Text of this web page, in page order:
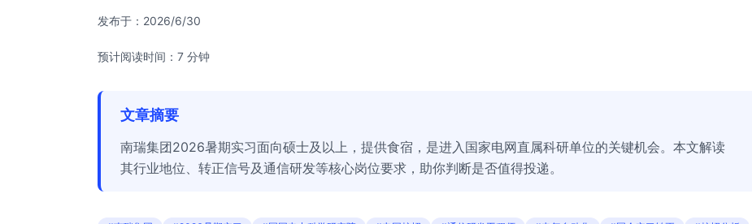
发布于： 2026/6/30
预计阅读时间：7 分钟
文章摘要
南瑞集团2026暑期实习面向硕士及以上，提供食宿，是进入国家电网直属科研单位的关键机会。本文解读
其行业地位、转正信号及通信研发等核心岗位要求，助你判断是否值得投递。